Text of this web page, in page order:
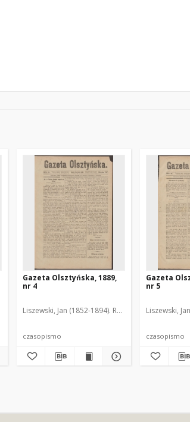
Gazeta Olsztyńska, 1889,
nr 4
Liszewski, Jan (1852-1894). Red.
czasopismo
Gazeta
nr 5
Liszewski,
czasopismo